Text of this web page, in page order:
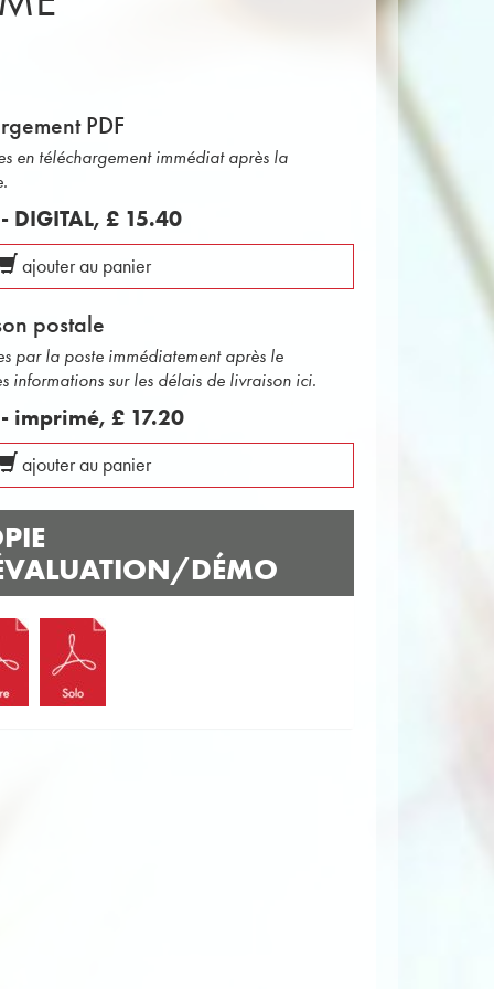
PDF
en téléchargement immédiat après la
DIGITAL,£ 15.40
ajouter au panier
postale
par la poste immédiatement après le
informations sur les délais de livraison ici.
- imprimé,£ 17.20
ajouter au panier
DÉMO